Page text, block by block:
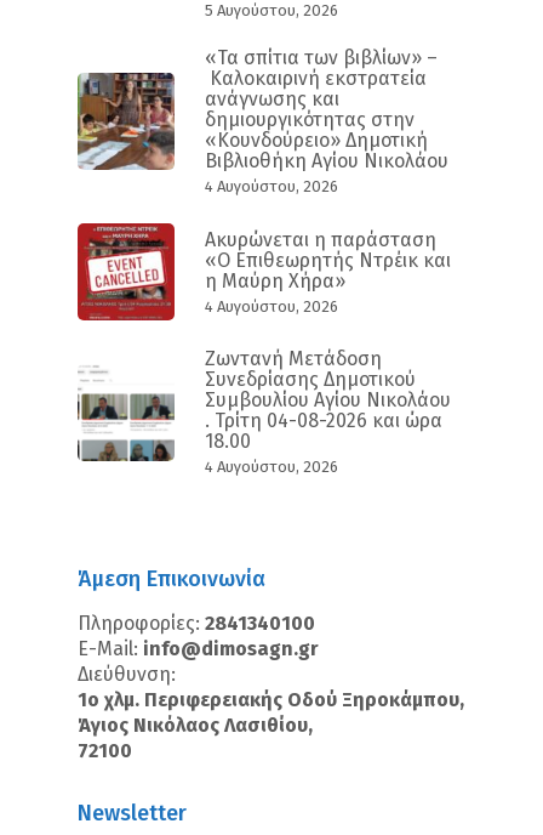
5 Αυγούστου, 2026
«Τα σπίτια των βιβλίων» –
Καλοκαιρινή εκστρατεία
ανάγνωσης και
δημιουργικότητας στην
«Κουνδούρειο» Δημοτική
Βιβλιοθήκη Αγίου Νικολάου
4 Αυγούστου, 2026
Ακυρώνεται η παράσταση
«Ο Επιθεωρητής Ντρέικ και
η Μαύρη Χήρα»
4 Αυγούστου, 2026
Ζωντανή Μετάδοση
Συνεδρίασης Δημοτικού
Συμβουλίου Αγίου Νικολάου
. Τρίτη 04-08-2026 και ώρα
18.00
4 Αυγούστου, 2026
Άμεση Επικοινωνία
Πληροφορίες: 2841340100
E-Mail: info@dimosagn.gr
Διεύθυνση:
1ο χλμ. Περιφερειακής Οδού Ξηροκάμπου,
Άγιος Νικόλαος Λασιθίου,
72100
Newsletter